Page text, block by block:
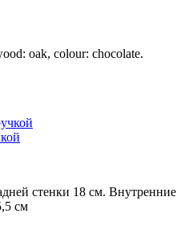
oak, colour: chocolate.
стенки 18 см. Внутренние
см